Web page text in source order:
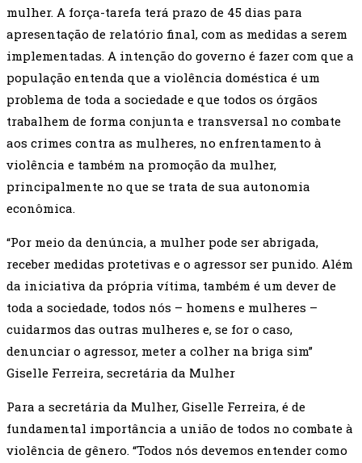
mulher. A força-tarefa terá prazo de 45 dias para
apresentação de relatório final, com as medidas a serem
implementadas. A intenção do governo é fazer com que a
população entenda que a violência doméstica é um
problema de toda a sociedade e que todos os órgãos
trabalhem de forma conjunta e transversal no combate
aos crimes contra as mulheres, no enfrentamento à
violência e também na promoção da mulher,
principalmente no que se trata de sua autonomia
econômica.
“Por meio da denúncia, a mulher pode ser abrigada,
receber medidas protetivas e o agressor ser punido. Além
da iniciativa da própria vítima, também é um dever de
toda a sociedade, todos nós – homens e mulheres –
cuidarmos das outras mulheres e, se for o caso,
denunciar o agressor, meter a colher na briga sim”
Giselle Ferreira, secretária da Mulher
Para a secretária da Mulher, Giselle Ferreira, é de
fundamental importância a união de todos no combate à
violência de gênero. “Todos nós devemos entender como